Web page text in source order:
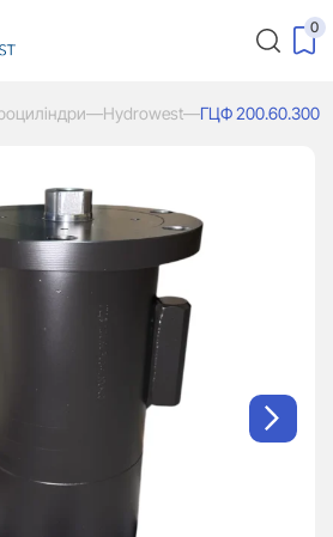
0
—Hydrowest—ГЦФ 200.60.300